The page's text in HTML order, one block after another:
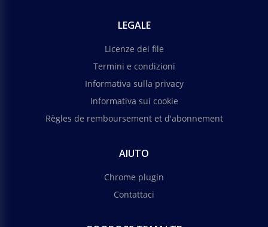
LEGALE
Licenze dei file
Termini e condizioni
Informativa sulla privacy
Informativa sui cookie
Règles de remboursement et d'abonnement
AIUTO
Chrome plugin
Contattaci